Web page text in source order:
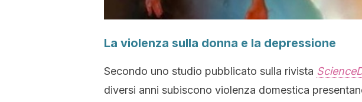
La violenza sulla donna e la depressione
Secondo uno studio pubblicato sulla rivista
diversi anni subiscono violenza domestica